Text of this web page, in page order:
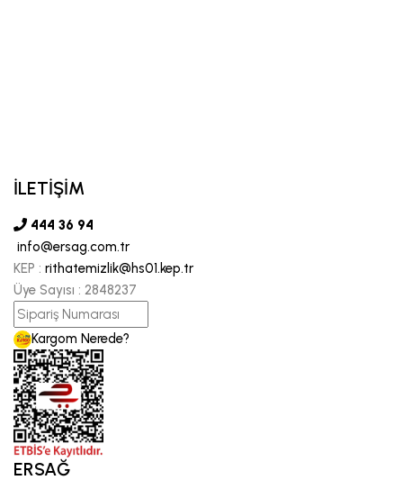
İLETİŞİM
444 36 94
info@ersag.com.tr
KEP : rithatemizlik@hs01.kep.tr
Üye Sayısı : 2848237
Kargom Nerede?
ERSAĞ